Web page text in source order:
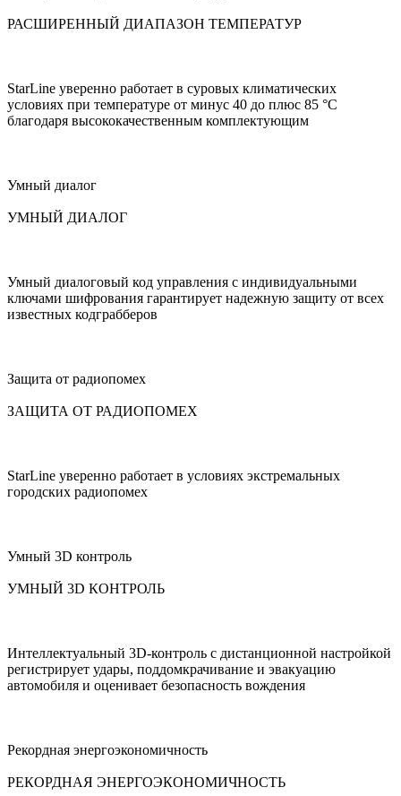
РАСШИРЕННЫЙ ДИАПАЗОН ТЕМПЕРАТУР
StarLine уверенно работает в суровых климатических
условиях при температуре от минус 40 до плюс 85 °С
благодаря высококачественным комплектующим
Умный диалог
УМНЫЙ ДИАЛОГ
Умный диалоговый код управления c индивидуальными
ключами шифрования гарантирует надежную защиту от всех
известных кодграбберов
Защита от радиопомех
ЗАЩИТА ОТ РАДИОПОМЕХ
StarLine уверенно работает в условиях экстремальных
городских радиопомех
Умный 3D контроль
УМНЫЙ 3D КОНТРОЛЬ
Интеллектуальный 3D-контроль с дистанционной настройкой
регистрирует удары, поддомкрачивание и эвакуацию
автомобиля и оценивает безопасность вождения
Рекордная энергоэкономичность
РЕКОРДНАЯ ЭНЕРГОЭКОНОМИЧНОСТЬ